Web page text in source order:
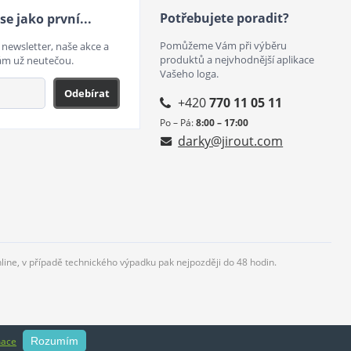
jako první...
naše akce a
už neutečou.
Odebírat
Potřebujete poradit?
Pomůžeme Vám při výběru
produktů a nejvhodnější aplikace
Vašeho loga.
+420770 11 05 11
Po – Pá:8:00 – 17:00
darky@jirout.com
v případě technického výpadku pak nejpozději do 48 hodin.
Rozumím